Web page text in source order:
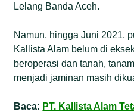
Lelang Banda Aceh.
Namun, hingga Juni 2021,
Kallista Alam belum di
beroperasi dan tanah,
menjadi jaminan masih
Baca: PT. Kallista Alam